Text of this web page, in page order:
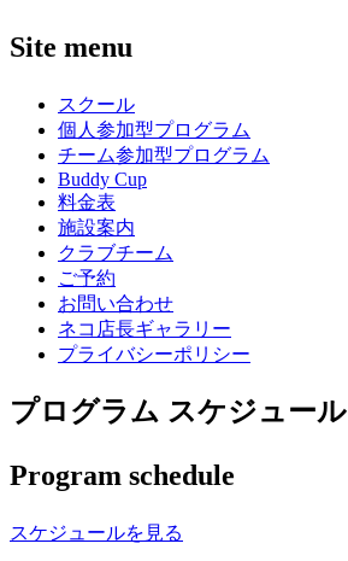
Site menu
スクール
個人参加型プログラム
チーム参加型プログラム
Buddy Cup
料金表
施設案内
クラブチーム
ご予約
お問い合わせ
ネコ店長ギャラリー
プライバシーポリシー
プログラム スケジュール
Program schedule
スケジュールを見る